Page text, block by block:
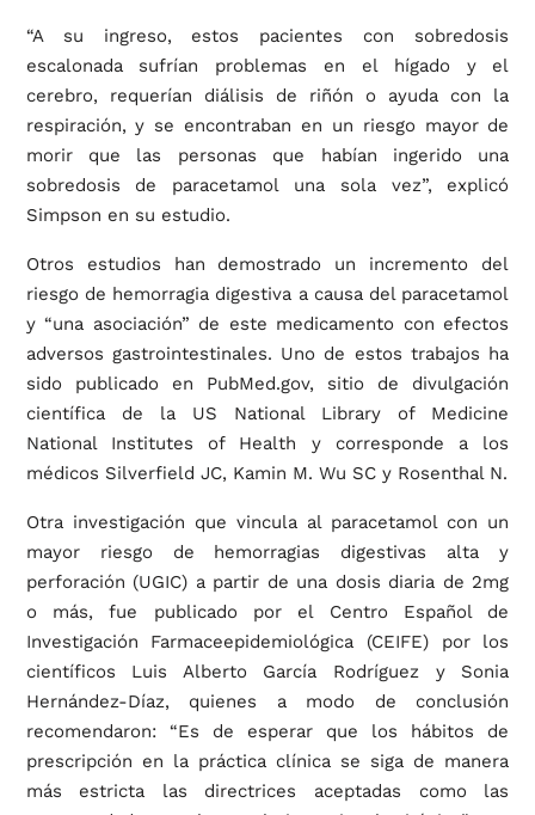
“A su ingreso, estos pacientes con sobredosis
escalonada sufrían problemas en el hígado y el
cerebro, requerían diálisis de riñón o ayuda con la
respiración, y se encontraban en un riesgo mayor de
morir que las personas que habían ingerido una
sobredosis de paracetamol una sola vez”, explicó
Simpson en su estudio.
Otros estudios han demostrado un incremento del
riesgo de hemorragia digestiva a causa del paracetamol
y “una asociación” de este medicamento con efectos
adversos gastrointestinales. Uno de estos trabajos ha
sido publicado en PubMed.gov, sitio de divulgación
científica de la US National Library of Medicine
National Institutes of Health y corresponde a los
médicos Silverfield JC, Kamin M. Wu SC y Rosenthal N.
Otra investigación que vincula al paracetamol con un
mayor riesgo de hemorragias digestivas alta y
perforación (UGIC) a partir de una dosis diaria de 2mg
o más, fue publicado por el Centro Español de
Investigación Farmaceepidemiológica (CEIFE) por los
científicos Luis Alberto García Rodríguez y Sonia
Hernández-Díaz, quienes a modo de conclusión
recomendaron: “Es de esperar que los hábitos de
prescripción en la práctica clínica se siga de manera
más estricta las directrices aceptadas como las